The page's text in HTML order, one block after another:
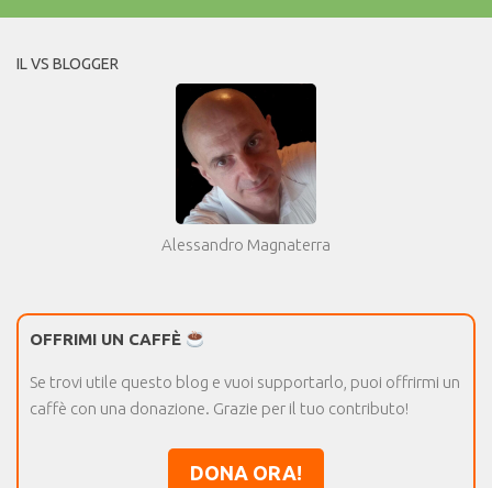
IL VS BLOGGER
Alessandro Magnaterra
OFFRIMI UN CAFFÈ
Se trovi utile questo blog e vuoi supportarlo, puoi offrirmi un
caffè con una donazione. Grazie per il tuo contributo!
DONA ORA!